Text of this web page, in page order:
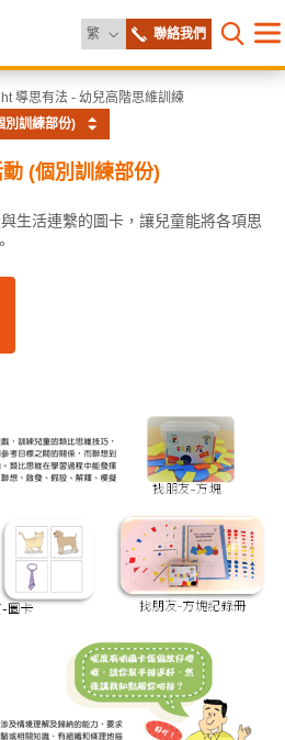
繁 更改語言聯絡我們
打開目
導思有法 - 幼兒高階思維訓練
別訓練部份)
(個別訓練部份)
生活連繫的圖卡，讓兒童能將各項思